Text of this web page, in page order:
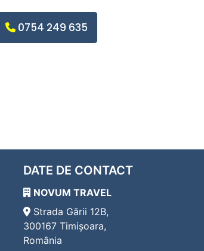
0754 249 635
DATE DE CONTACT
NOVUM TRAVEL
Strada Gării 12B,
300167 Timișoara,
România